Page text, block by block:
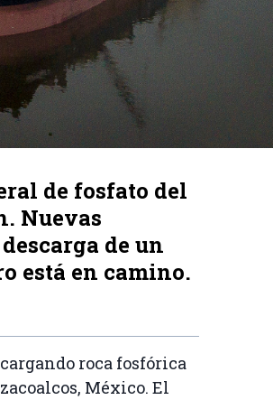
de fosfato del
Nuevas
de un
está en camino.
roca fosfórica
México. El